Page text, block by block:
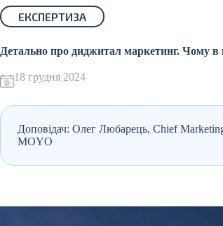
ЕКСПЕРТИЗА
Детально про диджитал маркетинг. Чому в
18 грудня 2024
Доповідач: Олег Любарець, Chief
MOYO